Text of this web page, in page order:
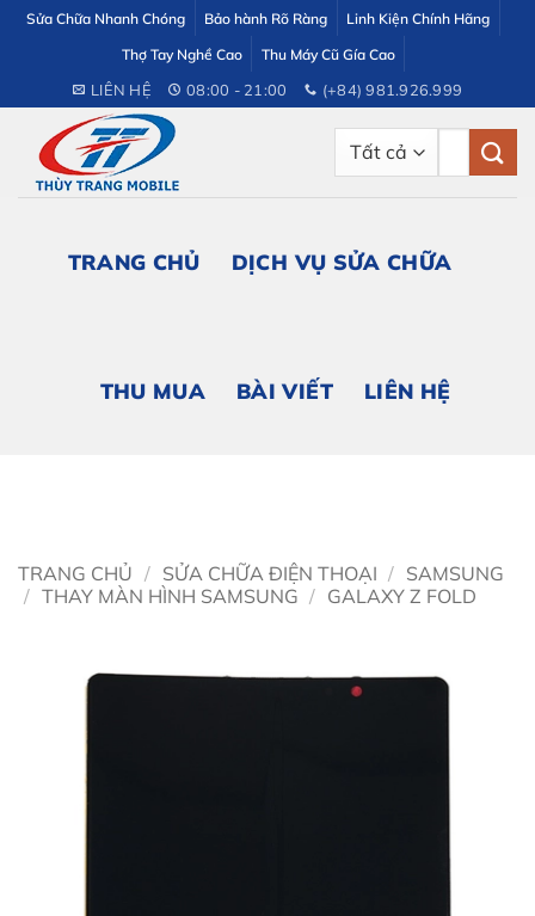
dung
Sửa Chữa Nhanh Chóng Bảo hành Rõ Ràng
Linh Kiện Chính Hãng
Thợ Tay Nghề Cao
Thu Máy Cũ Gía Cao
LIÊN HỆ 08:00 - 21:00 (+84) 981.926.999
TRANG CHỦ DỊCH VỤ SỬA CHỮA
THU MUA BÀI VIẾT LIÊN HỆ
TRANG CHỦ / SỬA CHỮA ĐIỆN THOẠI / SAMSUNG
/ THAY MÀN HÌNH SAMSUNG / GALAXY Z FOLD